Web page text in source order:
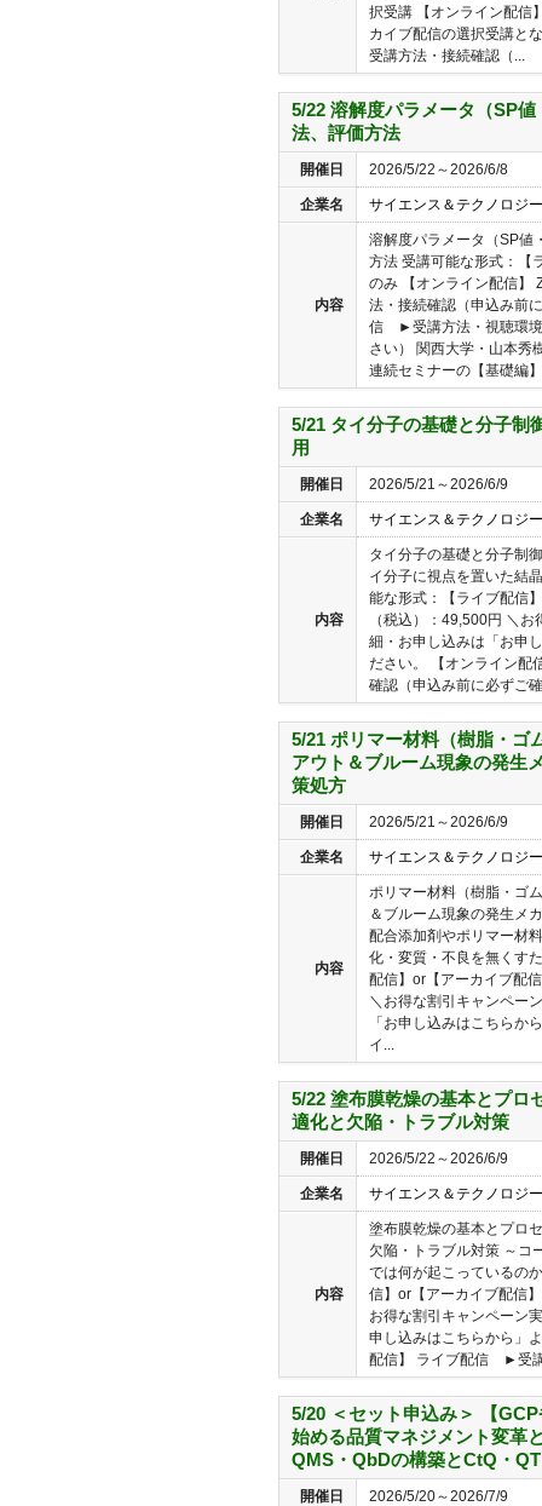
択受講 【オンライン配信
カイブ配信の選択受講
受講方法・接続確認（...
5/22 溶解度パラメータ（SP
法、評価方法
開催日 2026/5/22～2026/6/8
企業名 サイエンス＆テクノロジ
内容
溶解度パラメータ（SP値
方法 受講可能な形式：【
のみ 【オンライン配信】
法・接続確認（申込み前
信 ►受講方法・視聴環境
さい） 関西大学・山本秀
連続セミナーの【基礎編
5/21 タイ分子の基礎と分子制
用
開催日 2026/5/21～2026/6/9
企業名 サイエンス＆テクノロジ
内容
タイ分子の基礎と分子制
イ分子に視点を置いた結
能な形式：【ライブ配信
（税込）：49,500円 ＼
細・お申し込みは「お申
ださい。 【オンライン
確認（申込み前に必ずご
5/21 ポリマー材料（樹脂・ゴ
アウト＆ブルーム現象の発生
策処方
開催日 2026/5/21～2026/6/9
企業名 サイエンス＆テクノロジ
内容
ポリマー材料（樹脂・ゴ
＆ブルーム現象の発生メ
配合添加剤やポリマー材
化・変質・不良を無くす
配信】or【アーカイブ配
＼お得な割引キャンペー
「お申し込みはこちらか
イ...
5/22 塗布膜乾燥の基本とプロ
適化と欠陥・トラブル対策
開催日 2026/5/22～2026/6/9
企業名 サイエンス＆テクノロジ
内容
塗布膜乾燥の基本とプロ
欠陥・トラブル対策 ～コ
では何が起こっているの
信】or【アーカイブ配信
お得な割引キャンペーン
申し込みはこちらから」
配信】 ライブ配信 ►受
5/20 ＜セット申込み＞ 【
始める品質マネジメント変革
QMS・QbDの構築とCtQ・
開催日 2026/5/20～2026/7/9